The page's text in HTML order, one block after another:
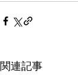
関連記事